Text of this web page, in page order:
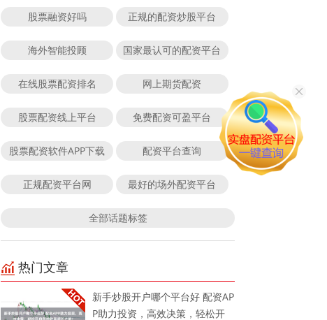
股票融资好吗 正规的配资炒股平台
海外智能投顾 国家最认可的配资平台
在线股票配资排名 网上期货配资
股票配资线上平台 免费配资可盈平台
股票配资软件APP下载 配资平台查询
正规配资平台网 最好的场外配资平台
全部话题标签
热门文章
新手炒股开户哪个平台好 配资AP
P助力投资，高效决策，轻松开